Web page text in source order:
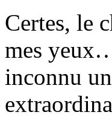
Certes, le
mes
inconnu